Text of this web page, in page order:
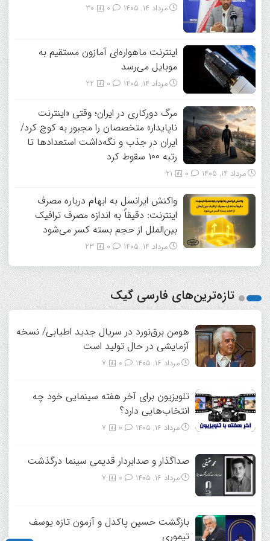
مرداد ۱۴, ۱۴۰۵ 30
اینترنت ماهواره‌ای آمازون مستقیم به
موبایل می‌رسد
مرداد ۱۴, ۱۴۰۵ 22
مرگ دورکاری در ایران؛ وقتی «اینترنت
ناپایدار» متخصصان را مجبور به کوچ کرد/
ایران در جذب و نگه‌داشت استعدادها تا
رتبه ۱۰۰ سقوط کرد
مرداد ۱۴, ۱۴۰۵ 21
واکنش ایرانسل به ابهام درباره مصرف
اینترنت: دقیقاً به اندازه مصرف ترافیک
بین‌الملل از حجم بسته کسر می‌شود
مرداد ۱۴, ۱۴۰۵ 23
تازه‌ترین‌های فارسی گیک
هومن برق‌نورد در سریال جدید اطیابی/ نسخه
آزمایشی در حال تولید است
مرداد ۱۶, ۱۴۰۵ 7
تلویزیون برای آخر هفته سینمایی خود چه
انتخاب‌هایی دارد؟
مرداد ۱۶, ۱۴۰۵ 7
صداگذار و صدابردار قدیمی سینما درگذشت
مرداد ۱۶, ۱۴۰۵ 7
بازگشت حسین پاکدل و آزمون تازه یوسف
تیموری